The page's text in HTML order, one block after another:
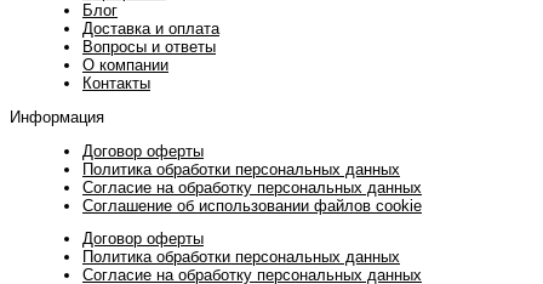
Блог
Доставка и оплата
Вопросы и ответы
О компании
Контакты
Информация
Договор оферты
Политика обработки персональных данных
Согласие на обработку персональных данных
Соглашение об использовании файлов cookie
Договор оферты
Политика обработки персональных данных
Согласие на обработку персональных данных